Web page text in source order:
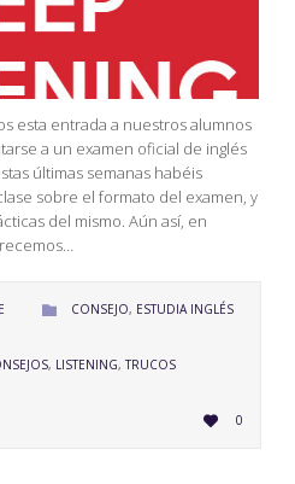
esta entrada a nuestros alumnos
a un examen oficial de inglés
últimas semanas habéis
sobre el formato del examen, y
del mismo. Aún así, en
 CATEGORY
CONSEJO, ESTUDIA INGLÉS
, LISTENING,TRUCOS
 LOVE
IT0